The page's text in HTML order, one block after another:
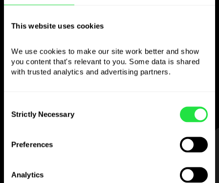
This website uses cookies
We use cookies to make our site work better and show
you content that's relevant to you. Some data is shared
with trusted analytics and advertising partners.
Selection
Strictly Necessary
Preferences
Analytics
Usa la valuta scelta
come vuoi
Invia denaro all’estero,
preleva dagli sportelli senza
commissione, paga con la carta multi-
PASSO 1